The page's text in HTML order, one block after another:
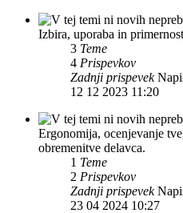
Izbira, uporaba in
3 Teme
4 Prispevkov
Zadnji prispevek
12 12 2023 11:20
Ergonomija, ocenjevanje
obremenitve delavca.
1 Teme
2 Prispevkov
Zadnji prispevek
23 04 2024 10:27